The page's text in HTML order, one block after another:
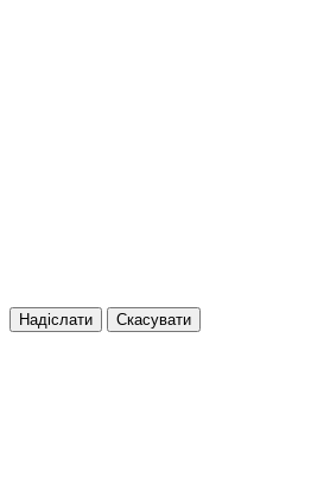
Надіслати Скасувати